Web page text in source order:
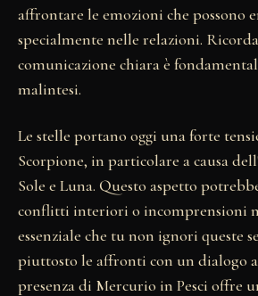
affrontare le emozioni che possono
specialmente nelle relazioni.
comunicazione chiara è
malintesi.
Le stelle portano oggi una forte
Scorpione, in particolare a causa
Sole e Luna. Questo aspetto
conflitti interiori o incomprensioni
essenziale che tu non ignori queste
piuttosto le affronti con un dialogo
presenza di Mercurio in Pesci offre